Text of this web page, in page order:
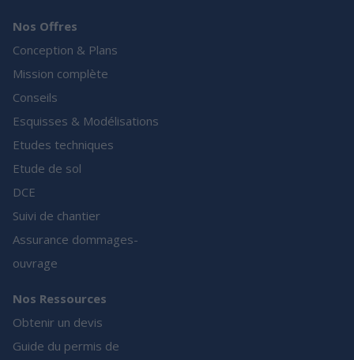
Nos Offres
Conception & Plans
Mission complète
Conseils
Esquisses & Modélisations
Etudes techniques
Etude de sol
DCE
Suivi de chantier
Assurance dommages-
ouvrage
Nos Ressources
Obtenir un devis
Guide du permis de